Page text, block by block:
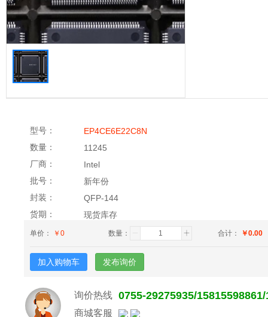
型号： EP4CE6E22C8N
数量： 11245
厂商： Intel
批号： 新年份
封装： QFP-144
货期： 现货库存
单价： ￥ 0 数量： 合计： ￥0.00
加入购物车 发布询价
询价热线 0755-29275935/
商城客服